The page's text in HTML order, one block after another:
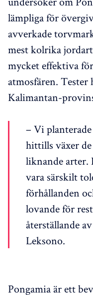
lämpliga för
avverkade
mest kolrika
mycket effektiva
atmosfären.
Kalimantan-
– Vi
hittills växer de
liknande arter.
vara särskilt
förhållanden
lovande för
återställande
Leksono.
Pongamia är ett